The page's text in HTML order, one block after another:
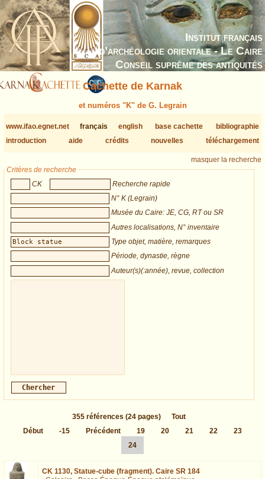
Institut français
d’archéologie orientale - Le Caire
Conseil suprême des antiquités
Cachette de Karnak
et numéros "K" de G. Legrain
www.ifao.egnet.net français english base cachette
bibliographie
introduction
aide crédits nouvelles téléchargement
masquer la recherche
Critères de recherche
CK
Recherche rapide
N° K (Legrain)
Musée du Caire: JE, CG, RT ou SR
Autres localisations, N° inventaire
Type objet, matière, remarques
Période, dynastie, règne
Auteur(s)(:année), revue, collection
355 références (24 pages)
Tout
Début
-15 Précédent 19 20 21 22
23
24
CK 1130, Statue-cube (fragment). Caire SR 184